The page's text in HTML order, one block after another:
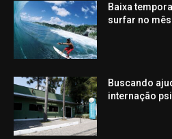
Baixa
surfar no
Buscando
internação